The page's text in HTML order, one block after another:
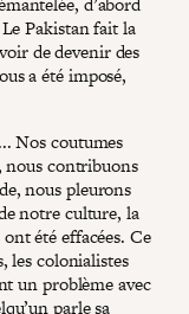
Pakistan fait la
de devenir des
a été imposé,
Nos coutumes
nous contribuons
nous pleurons
notre culture, la
été effacées. Ce
les colonialistes
un problème avec
parle sa